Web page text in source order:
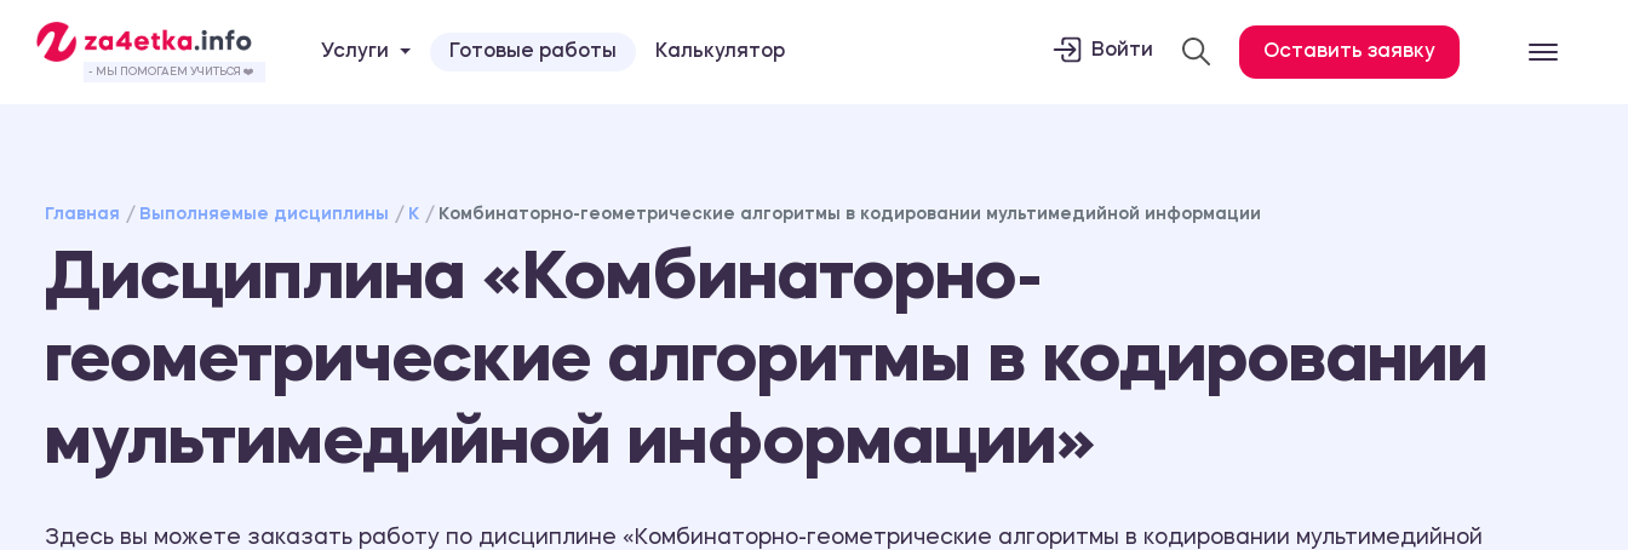
Лабораторная работа
Дневник по практике
- МЫ ПОМОГАЕМ УЧИТЬСЯ ❤️
Услуги Готовые работы Калькулятор Войти Оставить заявку
Главная Выполняемые дисциплины К Комбинаторно-геометрические алгоритмы в кодировании мультимедийной информации
Дисциплина «Комбинаторно-
геометрические алгоритмы в кодировании
мультимедийной информации»
Здесь вы можете заказать работу по дисциплине «Комбинаторно-геометрические алгоритмы в кодировании мультимедийной